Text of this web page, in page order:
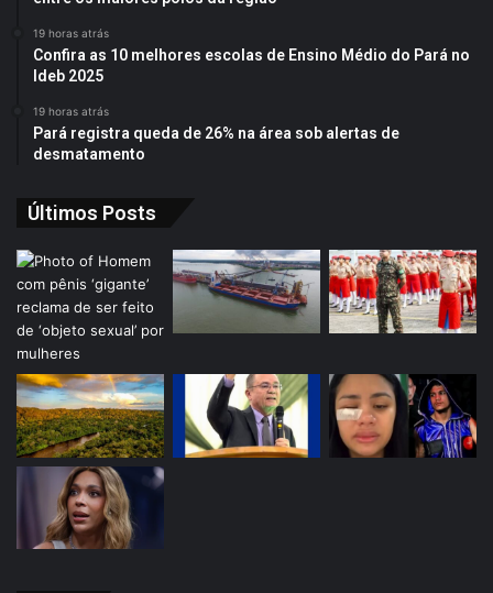
19 horas atrás
Confira as 10 melhores escolas de Ensino Médio do Pará no
Ideb 2025
19 horas atrás
Pará registra queda de 26% na área sob alertas de
desmatamento
Últimos Posts